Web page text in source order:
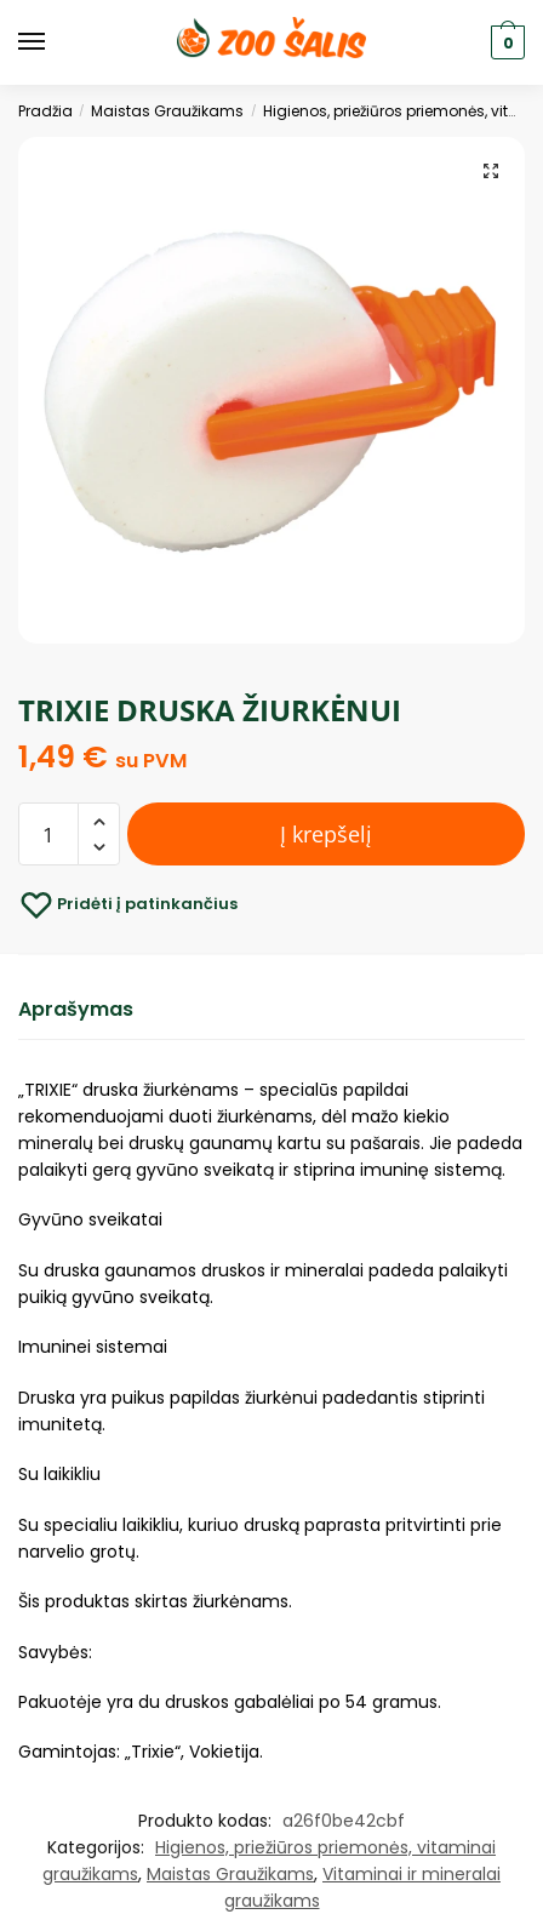
0
Pradžia / Maistas Graužikams / Higienos, priežiūros priemonės, vitaminai graužikams
TRIXIE DRUSKA ŽIURKĖNUI
1,49 € su PVM
Į krepšelį
Pridėti į patinkančius
Aprašymas
„TRIXIE“ druska žiurkėnams – specialūs papildai
rekomenduojami duoti žiurkėnams, dėl mažo kiekio
mineralų bei druskų gaunamų kartu su pašarais. Jie padeda
palaikyti gerą gyvūno sveikatą ir stiprina imuninę sistemą.
Gyvūno sveikatai
Su druska gaunamos druskos ir mineralai padeda palaikyti
puikią gyvūno sveikatą.
Imuninei sistemai
Druska yra puikus papildas žiurkėnui padedantis stiprinti
imunitetą.
Su laikikliu
Su specialiu laikikliu, kuriuo druską paprasta pritvirtinti prie
narvelio grotų.
Šis produktas skirtas žiurkėnams.
Savybės:
Pakuotėje yra du druskos gabalėliai po 54 gramus.
Gamintojas: „Trixie“, Vokietija.
Produkto kodas: a26f0be42cbf
Kategorijos: Higienos, priežiūros priemonės, vitaminai
graužikams, Maistas Graužikams, Vitaminai ir mineralai
graužikams